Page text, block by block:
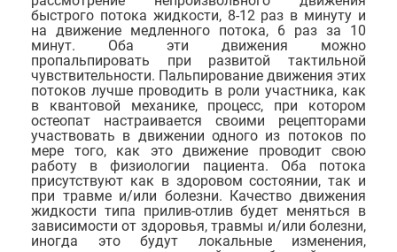
быстрого потока жидкости, 8-12 раз в минуту и
на движение медленного потока, 6 раз за 10
минут. Оба эти движения можно
пропальпировать при развитой тактильной
чувствительности. Пальпирование движения этих
потоков лучше проводить в роли участника, как
в квантовой механике, процесс, при котором
остеопат настраивается своими рецепторами
участвовать в движении одного из потоков по
мере того, как это движение проводит свою
работу в физиологии пациента. Оба потока
присутствуют как в здоровом состоянии, так и
при травме и/или болезни. Качество движения
жидкости типа прилив-отлив будет меняться в
зависимости от здоровья, травмы и/или болезни,
иногда это будут локальные изменения,